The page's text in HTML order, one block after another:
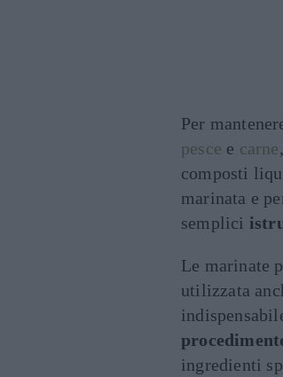
Per
pesce e carne
composti
marinata e
semplici
Le marinate
utilizzata
ingredienti